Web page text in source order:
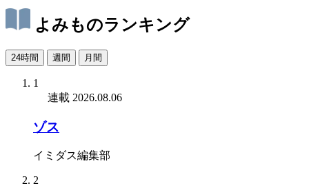
よみものランキング
24時間 週間 月間
1
連載 2026.08.06
ゾス
イミダス編集部
2